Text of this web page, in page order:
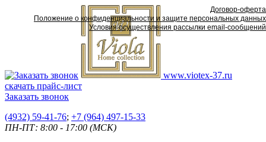
www.viotex-37.ru
скачать прайс-лист
Заказать звонок
(4932) 59-41-76; +7 (964) 497-15-33
ПН-ПТ: 8:00 - 17:00 (МСК)
Договор-оферта
Положение о конфиденциальности и защите персональных данных
Условия осуществления рассылки email-сообщений